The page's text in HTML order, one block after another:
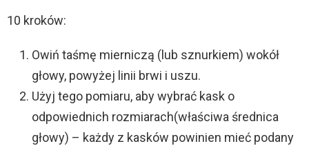
10 kroków:
Owiń taśmę mierniczą (lub sznurkiem) wokół
głowy, powyżej linii brwi i uszu.
Użyj tego pomiaru, aby wybrać kask o
odpowiednich rozmiarach(właściwa średnica
głowy) – każdy z kasków powinien mieć podany